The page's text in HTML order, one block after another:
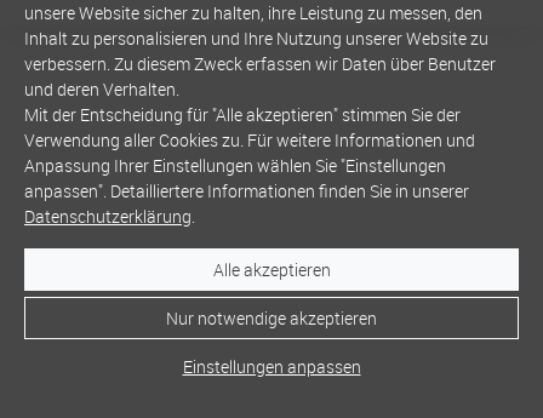
unsere Website sicher zu halten, ihre Leistung zu messen, den
Inhalt zu personalisieren und Ihre Nutzung unserer Website zu
verbessern. Zu diesem Zweck erfassen wir Daten über Benutzer
und deren Verhalten.
Mit der Entscheidung für "Alle akzeptieren" stimmen Sie der
Verwendung aller Cookies zu. Für weitere Informationen und
Anpassung Ihrer Einstellungen wählen Sie "Einstellungen
anpassen". Detailliertere Informationen finden Sie in unserer
Datenschutzerklärung.
Alle akzeptieren
Nur notwendige akzeptieren
Einstellungen anpassen